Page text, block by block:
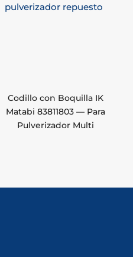
Codillo con Boquilla IK
Matabi 83811803 — Para
Pulverizador Multi